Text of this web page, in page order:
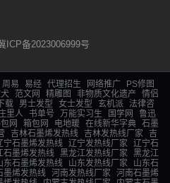
ICP备2023006999号
周易 易经 代理招生 网络推广
PS修图
范文网 精雕图 非物质文化遗产
情侣
载 男士发型 女士发型 玄机派
法律咨
里人 书单号 万能实习生 国学网
鲁迅
网 箱包网 电地暖 在线新华字典 石墨
吉林石墨烯发热线 吉林发热线厂家
吉
宁石墨烯发热线 辽宁发热线厂家
辽宁石
石墨烯发热线 黑龙江发热线厂家
黑龙江
东石墨烯发热线 山东发热线厂家
山东石
墨烯发热线 河南发热线厂家
河南石墨烯